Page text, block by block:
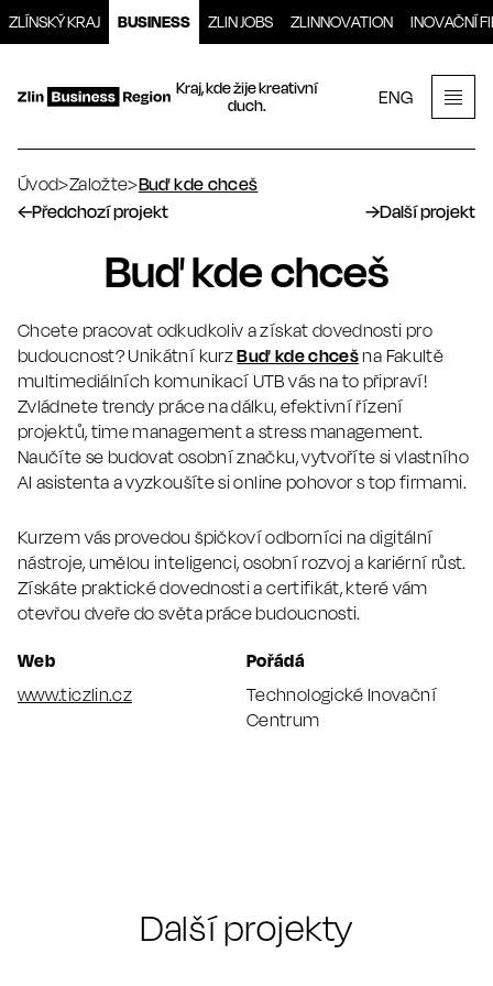
Přeskočit
na
obsah
ZLÍNSKÝ KRAJ BUSINESS ZLIN JOBS ZLINNOVATION INOVAČNÍ
Kraj, kde žije kreativní
duch.
ENG
Úvod>Založte>Buď kde chceš
←Předchozí projekt →Další projekt
Buď kde chceš
Chcete pracovat odkudkoliv a získat dovednosti pro
budoucnost? Unikátní kurzBuď kde chcešna Fakultě
multimediálních komunikací UTB vás na to připraví!
Zvládnete trendy práce na dálku, efektivní řízení
projektů, time management a stress management.
Naučíte se budovat osobní značku, vytvoříte si vlastního
AI asistenta a vyzkoušíte si online pohovor s top firmami.
Kurzem vás provedou špičkoví odborníci na digitální
nástroje, umělou inteligenci, osobní rozvoj a kariérní růst.
Získáte praktické dovednosti a certifikát, které vám
otevřou dveře do světa práce budoucnosti.
Web
www.ticzlin.cz
Pořádá
Technologické Inovační
Centrum
Další projekty